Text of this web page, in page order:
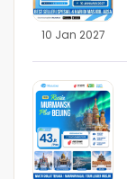
10 Jan 2027